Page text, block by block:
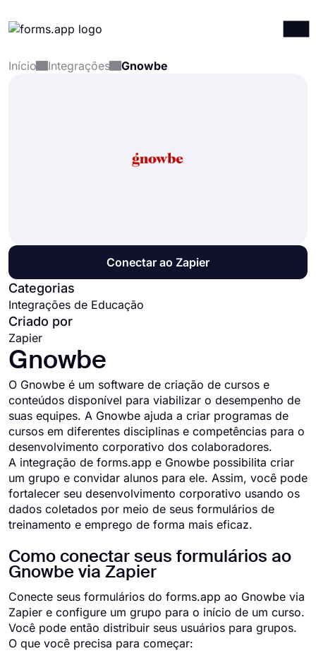
Produtos
Início Integrações Gnowbe
Conectar ao Zapier
Categorias
Integrações de Educação
Criado por
Zapier
Gnowbe
O Gnowbe é um software de criação de cursos e
conteúdos disponível para viabilizar o desempenho de
suas equipes. A Gnowbe ajuda a criar programas de
cursos em diferentes disciplinas e competências para o
desenvolvimento corporativo dos colaboradores.
A integração de forms.app e Gnowbe possibilita criar
um grupo e convidar alunos para ele. Assim, você pode
fortalecer seu desenvolvimento corporativo usando os
dados coletados por meio de seus formulários de
treinamento e emprego de forma mais eficaz.
Como conectar seus formulários ao
Gnowbe via Zapier
Conecte seus formulários do forms.app ao Gnowbe via
Zapier e configure um grupo para o início de um curso.
Você pode então distribuir seus usuários para grupos.
O que você precisa para começar: